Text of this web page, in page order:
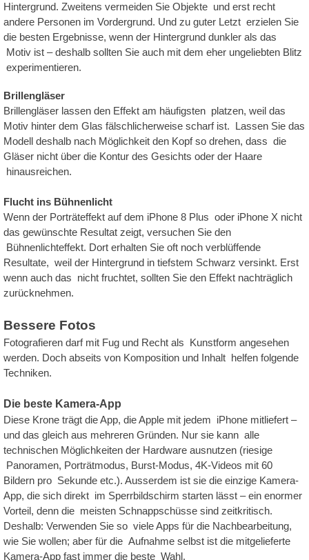
Hintergrund. Zweitens vermeiden Sie Objekte und erst recht
andere Personen im Vordergrund. Und zu guter Letzt erzielen Sie
die besten Ergebnisse, wenn der Hintergrund dunkler als das
Motiv ist – deshalb sollten Sie auch mit dem eher ungeliebten Blitz
experimentieren.
Brillengläser
Brillengläser lassen den Effekt am häufigsten platzen, weil das
Motiv hinter dem Glas fälschlicherweise scharf ist. Lassen Sie das
Modell deshalb nach Möglichkeit den Kopf so drehen, dass die
Gläser nicht über die Kontur des Gesichts oder der Haare
hinausreichen.
Flucht ins Bühnenlicht
Wenn der Porträteffekt auf dem iPhone 8 Plus oder iPhone X nicht
das gewünschte Resultat zeigt, versuchen Sie den
Bühnenlichteffekt. Dort erhalten Sie oft noch verblüffende
Resultate, weil der Hintergrund in tiefstem Schwarz versinkt. Erst
wenn auch das nicht fruchtet, sollten Sie den Effekt nachträglich
zurücknehmen.
Bessere Fotos
Fotografieren darf mit Fug und Recht als Kunstform angesehen
werden. Doch abseits von Komposition und Inhalt helfen folgende
Techniken.
Die beste Kamera-App
Diese Krone trägt die App, die Apple mit jedem iPhone mitliefert –
und das gleich aus mehreren Gründen. Nur sie kann alle
technischen Möglichkeiten der Hardware ausnutzen (riesige
Panoramen, Porträtmodus, Burst-Modus, 4K-Videos mit 60
Bildern pro Sekunde etc.). Ausserdem ist sie die einzige Kamera-
App, die sich direkt im Sperrbildschirm starten lässt – ein enormer
Vorteil, denn die meisten Schnappschüsse sind zeitkritisch.
Deshalb: Verwenden Sie so viele Apps für die Nachbearbeitung,
wie Sie wollen; aber für die Aufnahme selbst ist die mitgelieferte
Kamera-App fast immer die beste Wahl.